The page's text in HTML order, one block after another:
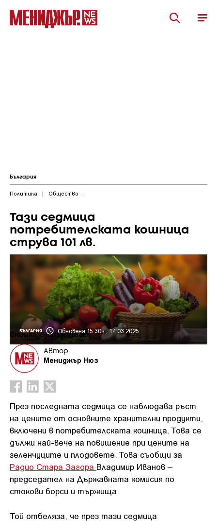
България
Политика | Общество |
Тази седмица
потребителската кошница
струва 101 лв.
БЪЛГАРИЯ Обновена 15:30ч., 14.03.2025
Снимка: Shutterstock
Автор:
Мениджър Нюз
През последната седмица се наблюдава ръст
на цените от основните хранителни продукти,
включени в потребителската кошница. Това се
дължи най-вече на повишение при цените на
зеленчуците и плодовете. Това съобщи за
Радио Стара Загора Владимир Иванов –
председател на Държавната комисия по
стокови борси и тържища.
Той отбеляза, че през тази седмица